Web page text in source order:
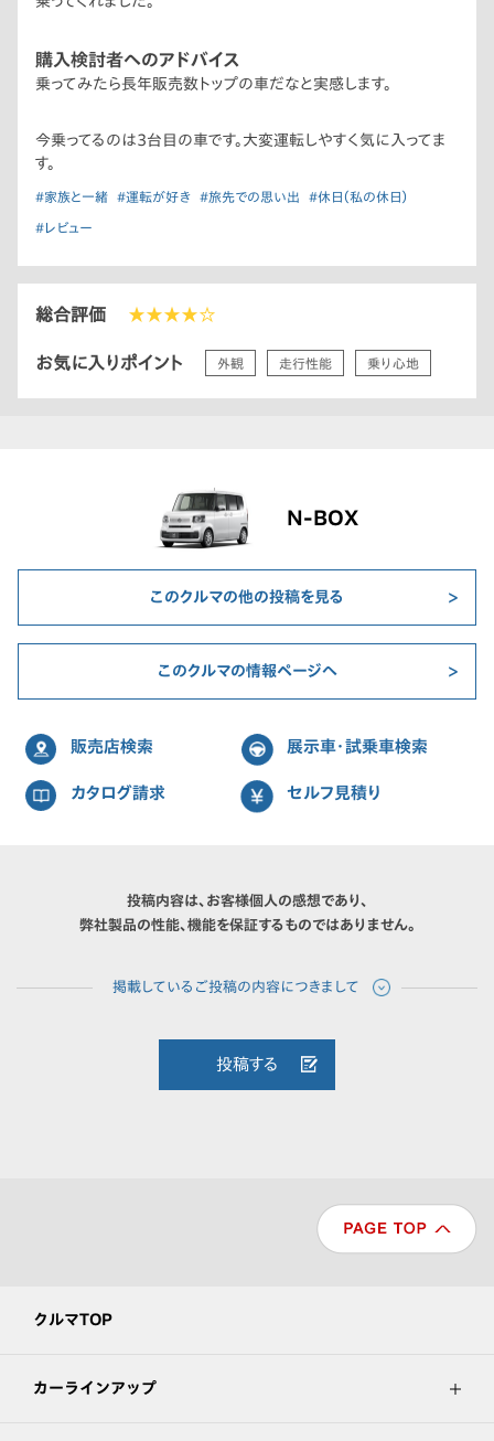
購入検討者へのアドバイス
乗ってみたら長年販売数トップの車だなと実感します。
今乗ってるのは3台目の車です。大変運転しやすく気に入ってま
す。
#家族と一緒 #運転が好き #旅先での思い出 #休日（私の休日）
#レビュー
総合評価 ★★★★☆
お気に入りポイント 外観 走行性能 乗り心地
N-BOX
このクルマの他の投稿を見る
このクルマの情報ページへ
販売店検索 展示車・試乗車検索
カタログ請求 セルフ見積り
投稿内容は、お客様個人の感想であり、
弊社製品の性能、機能を保証するものではありません。
投稿する
クルマTOP
カーラインアップ